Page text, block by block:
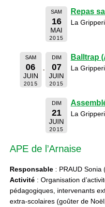
SAM
16
MAI
2015
Repas
La
SAM
06
JUIN
2015
DIM
07
JUIN
2015
Balltrap
La
DIM
21
JUIN
2015
La
APE de l’Arnaise
Responsable : PRAUD Sonia
Activité : Organisation
pédagogiques, intervenants
extra-scolaires (goûter de